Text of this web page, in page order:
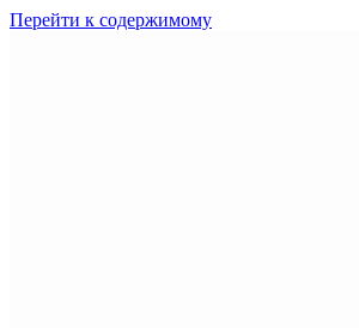
Перейти к содержимому